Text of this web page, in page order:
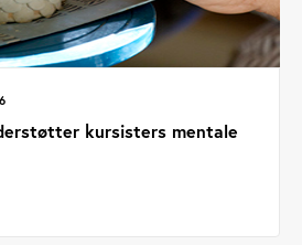
kursisters mentale